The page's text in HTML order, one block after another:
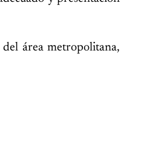
del área metropolitana,